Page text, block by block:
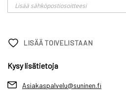
LISÄÄ TOIVELISTAAN
Kysy lisätietoja
Asiakaspalvelu@suninen.fi